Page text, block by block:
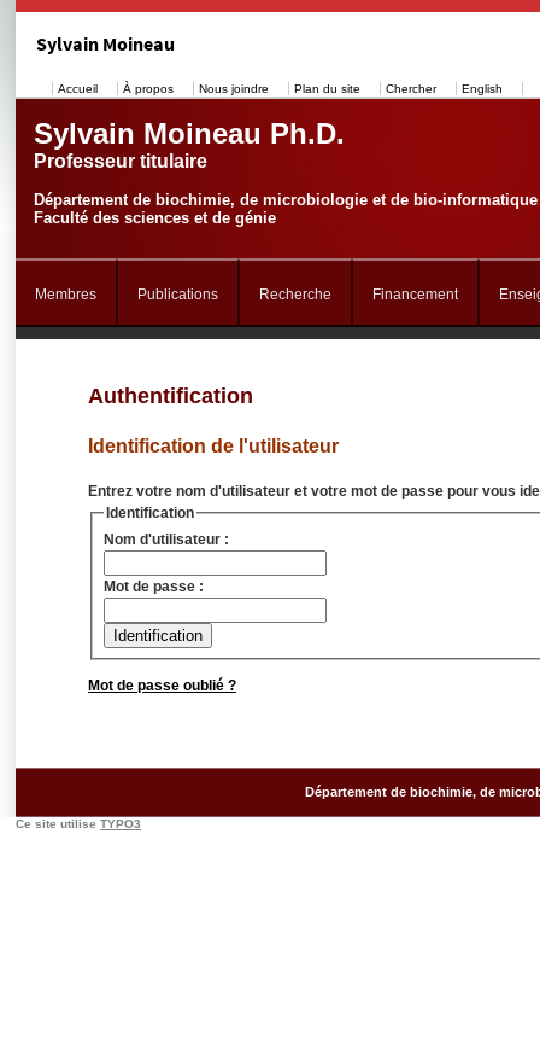
Sylvain Moineau
Accueil À propos Nous joindre Plan du site Chercher English
Sylvain Moineau Ph.D.
Professeur titulaire
Département de biochimie, de microbiologie et de bio-informatique
Faculté des sciences et de génie
Membres Publications Recherche Financement
Authentification
Identification de l'utilisateur
Entrez votre nom d'utilisateur et votre mot de passe pour vous
Identification
Nom d'utilisateur :
Mot de passe :
Mot de passe oublié ?
Département de biochimie, de
Ce site utilise TYPO3